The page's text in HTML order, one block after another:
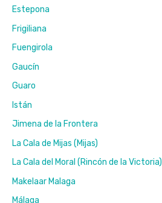
Estepona
Frigiliana
Fuengirola
Gaucín
Guaro
Istán
Jimena de la Frontera
La Cala de Mijas (Mijas)
La Cala del Moral (Rincón de la Victoria)
Makelaar Malaga
Málaga